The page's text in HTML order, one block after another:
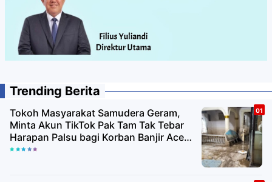
Trending Berita
Tokoh Masyarakat Samudera Geram,
Minta Akun TikTok Pak Tam Tak Tebar
Harapan Palsu bagi Korban Banjir Aceh
Utara